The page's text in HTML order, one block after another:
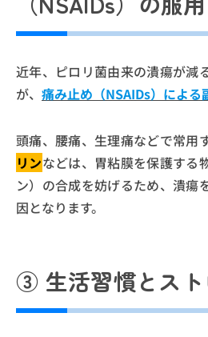
近年、ピロリ菌由来の潰瘍が減
が、 痛み止め（NSAIDs）による
頭痛、腰痛、生理痛などで常用
リンなどは、胃粘膜を保護する
ン）の合成を妨げるため、潰瘍
因となります。
③ 生活習慣とスト